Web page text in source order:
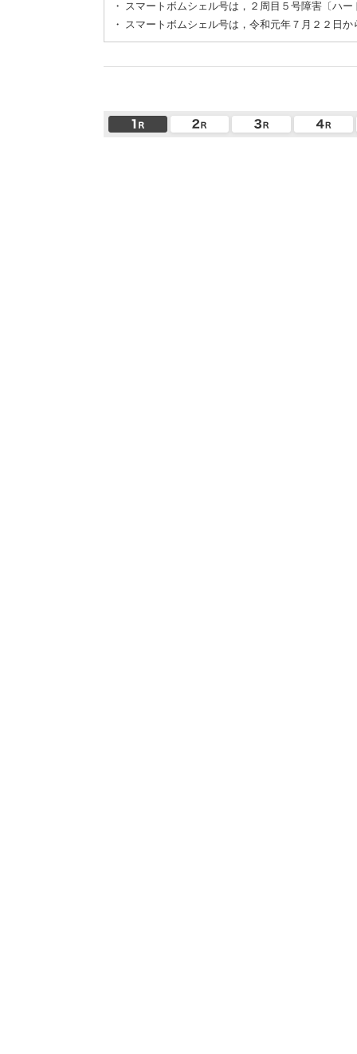
・
スマートボムシェル号は，２周目５号障害〔ハ
・
スマートボムシェル号は，令和元年７月２２日